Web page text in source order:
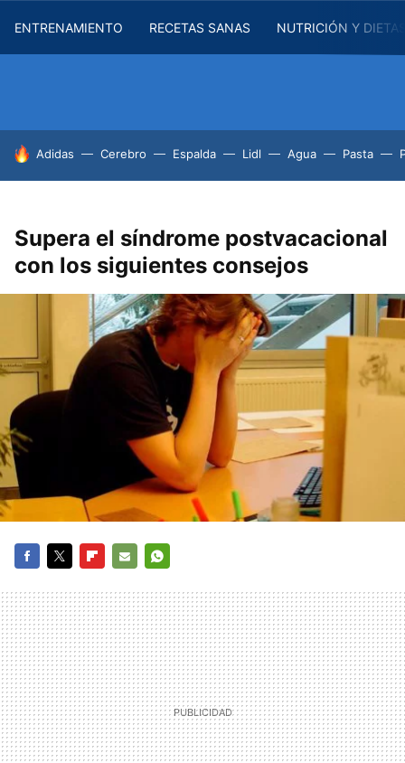
ENTRENAMIENTO RECETAS SANAS NUTRICIÓN Y
HOY SE HABLA DE
Adidas Cerebro Espalda Lidl Agua Pasta
Supera el síndrome postvacacional
con los siguientes consejos
MAIL